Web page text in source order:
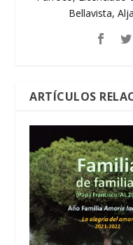
Bellavista,
ARTÍCULOS